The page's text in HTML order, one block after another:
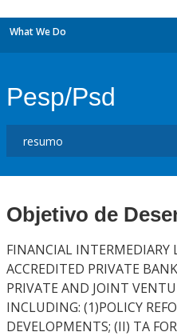
What We Do
Pesp/Psd
Objetivo de
FINANCIAL INTERMEDIARY
ACCREDITED PRIVATE
PRIVATE AND JOINT
INCLUDING: (1)POLICY
DEVELOPMENTS; (II) TA